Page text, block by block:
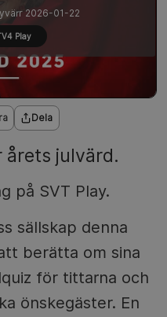
Dela
årets julvärd.
på SVT Play.
sällskap denna
berätta om sina
för tittarna och
önskegäster. En
2026-01-22
Play